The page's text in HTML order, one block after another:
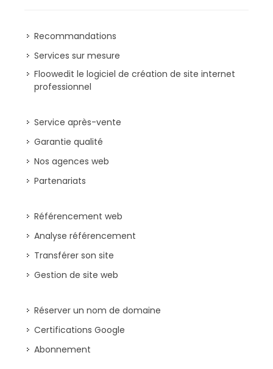
Recommandations
Services sur mesure
Floowedit le logiciel de création de site internet
professionnel
Service après-vente
Garantie qualité
Nos agences web
Partenariats
Référencement web
Analyse référencement
Transférer son site
Gestion de site web
Réserver un nom de domaine
Certifications Google
Abonnement